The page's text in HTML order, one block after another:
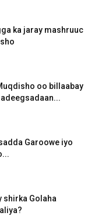
ka jaray mashruuc
oo billaabay
Garoowe iyo
shirka Golaha